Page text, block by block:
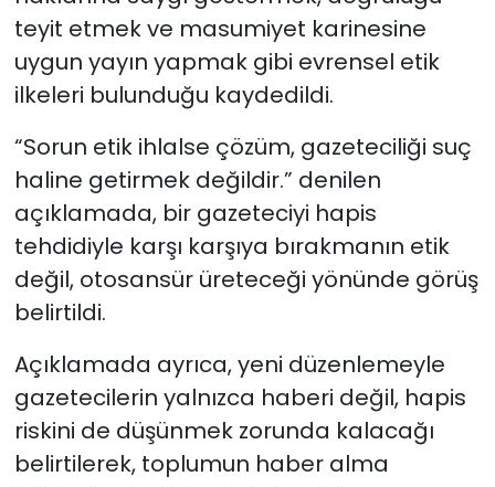
teyit etmek ve masumiyet karinesine
uygun yayın yapmak gibi evrensel etik
ilkeleri bulunduğu kaydedildi.
“Sorun etik ihlalse çözüm, gazeteciliği suç
haline getirmek değildir.” denilen
açıklamada, bir gazeteciyi hapis
tehdidiyle karşı karşıya bırakmanın etik
değil, otosansür üreteceği yönünde görüş
belirtildi.
Açıklamada ayrıca, yeni düzenlemeyle
gazetecilerin yalnızca haberi değil, hapis
riskini de düşünmek zorunda kalacağı
belirtilerek, toplumun haber alma